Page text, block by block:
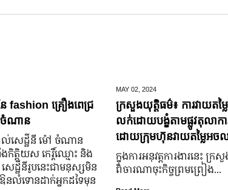
fashion គ្រឿងពេជ្រ
ចំណាន
ល់​សេដ្ឋី​នី ម៉ៅ ចំណាន
កិត្តិយស កេរ្តិ៍ឈ្មោះ និង​
សេដ្ឋី​នី​រូប​នេះ​ជា​មនុស្ស​មិន​
ឱនលំទោន​ដាក់​អ្នក​ដទៃ​មុន​
MAY 02, 2024
ក្រសួងយុត្តិធម៌៖ ការវាយតម្ល
លក់ដោយបង្ខំតាមផ្លូវតុលាការ
ដោយក្រុមហ៊ុនវាយតម្លៃអច
ក្នុងការអនុវត្តការងារនេះ ក្
ពិចារណាចុះកិច្ចព្រមព្រៀង...